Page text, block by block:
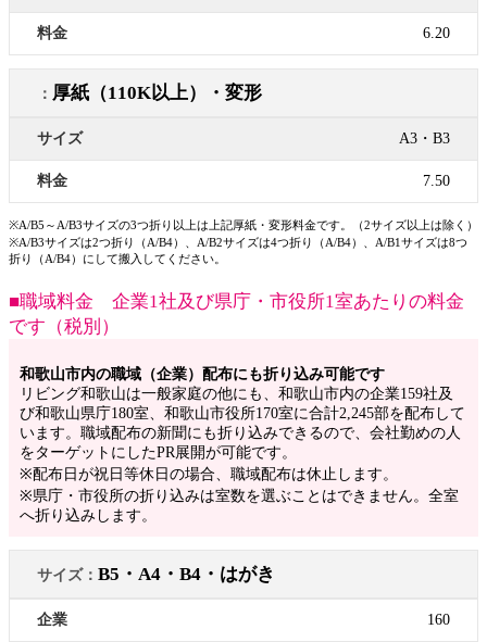
6.20
厚紙（110K以上）・変形
A3・B3
7.50
※A/B5～A/B3サイズの3つ折り以上は上記厚紙・変形料金です。（2サイズ以上は除く）
※A/B3サイズは2つ折り（A/B4）、A/B2サイズは4つ折り（A/B4）、A/B1サイズは8つ
折り（A/B4）にして搬入してください。
■職域料金 企業1社及び県庁・市役所1室あたりの料金
です（税別）
和歌山市内の職域（企業）配布にも折り込み可能です
リビング和歌山は一般家庭の他にも、和歌山市内の企業159社及
び和歌山県庁180室、和歌山市役所170室に合計2,245部を配布して
います。職域配布の新聞にも折り込みできるので、会社勤めの人
をターゲットにしたPR展開が可能です。
※配布日が祝日等休日の場合、職域配布は休止します。
※県庁・市役所の折り込みは室数を選ぶことはできません。全室
へ折り込みします。
B5・A4・B4・はがき
160